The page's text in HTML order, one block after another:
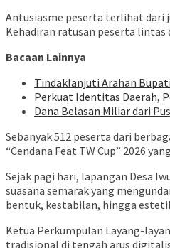
Antusiasme peserta terlihat dari
Kehadiran ratusan peserta
Bacaan Lainnya
Tindaklanjuti Arahan
Perkuat Identitas Daerah,
Dana Belasan Miliar dari
Sebanyak 512 peserta dari
“Cendana Feat TW Cup” 2026
Sejak pagi hari, lapangan Desa
suasana semarak yang
bentuk, kestabilan, hingga
Ketua Perkumpulan Layang-
tradisional di tengah arus